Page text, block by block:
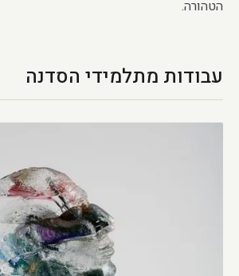
הטהורה.
עבודות מתלמידי הסדנה